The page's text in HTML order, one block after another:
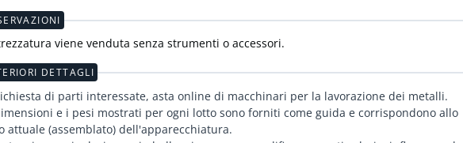
viene venduta senza strumenti o accessori.
DETTAGLI
di parti interessate, asta online di macchinari per la lavorazione dei metalli.
e i pesi mostrati per ogni lotto sono forniti come guida e corrispondono allo
attuale (assemblato) dell'apparecchiatura.